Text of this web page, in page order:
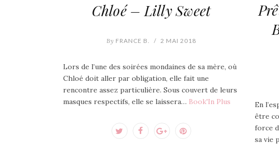
Chloé – Lilly Sweet
By FRANCE B. / 2 MAI 2018
Lors de l’une des soirées mondaines de sa mère, où
Chloé doit aller par obligation, elle fait une
rencontre assez particulière. Sous couvert de leurs
masques respectifs, elle se laissera… Book'In Plus
En
être
force
sa vie